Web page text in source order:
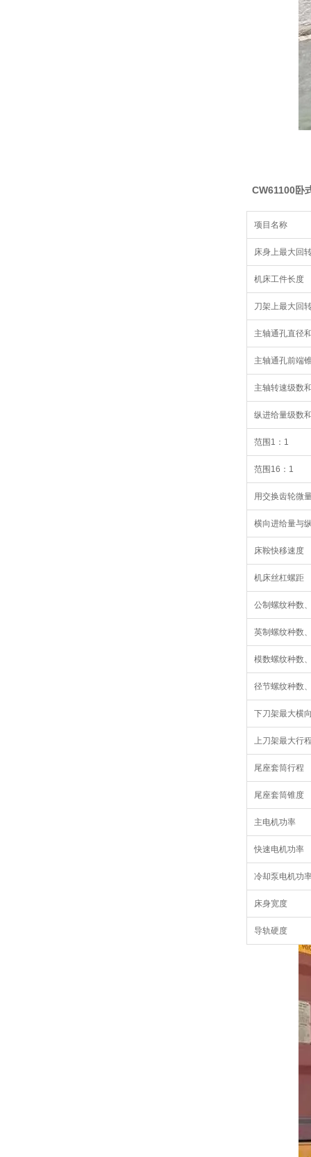
CW61100卧
项目名称
床身上最大回
机床工件长度
刀架上最大回
主轴通孔直径
主轴通孔前端
主轴转速级数
纵进给量级数
范围1：1
范围16：1
用交换齿轮微
横向进给量与
床鞍快移速度
机床丝杠螺距
公制螺纹种数
英制螺纹种数
模数螺纹种数
径节螺纹种数
下刀架最大横
上刀架最大行
尾座套筒行程
尾座套筒锥度
主电机功率
快速电机功率
冷却泵电机功
床身宽度
导轨硬度